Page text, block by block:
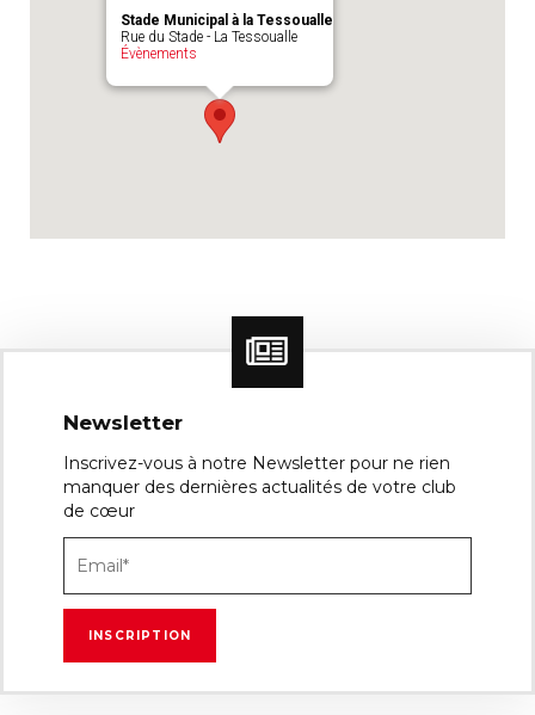
Stade Municipal à la Tessoualle
Rue du Stade - La Tessoualle
Évènements
Newsletter
Inscrivez-vous à notre Newsletter pour ne rien
manquer des dernières actualités de votre club
de cœur